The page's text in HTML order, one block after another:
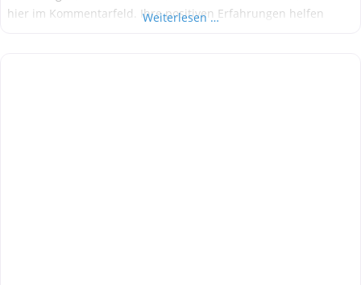
hier im Kommentarfeld. Ihre positiven Erfahrungen helfen
Weiterlesen …